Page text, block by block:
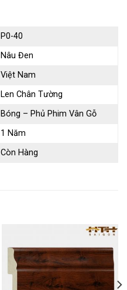
P0-40
Nâu Đen
Việt Nam
Len Chân Tường
Bóng – Phủ Phim Vân Gỗ
1 Năm
Còn Hàng